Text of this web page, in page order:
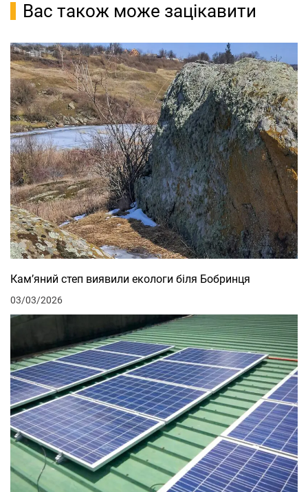
Вас також може зацікавити
Кам’яний степ виявили екологи біля Бобринця
03/03/2026